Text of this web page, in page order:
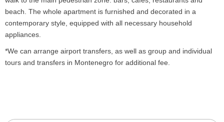
beach. The whole apartment is furnished and decorated in a
contemporary style, equipped with all necessary household
appliances.
*We can arrange airport transfers, as well as group and individual
tours and transfers in Montenegro for additional fee.